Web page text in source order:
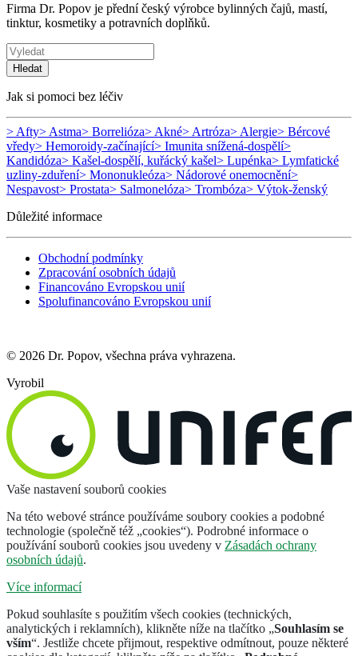
Firma Dr. Popov je přední český výrobce bylinných čajů, mastí,
tinktur, kosmetiky a potravních doplňků.
Hledat
Jak si pomoci bez léčiv
> Afty> Astma> Borrelióza> Akné> Artróza> Alergie> Bércové
vředy> Hemoroidy-začínající> Imunita snížená-dospělí>
Kandidóza> Kašel-dospělí, kuřácký kašel> Lupénka> Lymfatické
uzliny-zduření> Mononukleóza> Nádorové onemocnění>
Nespavost> Prostata> Salmonelóza> Trombóza> Výtok-ženský
Důležité informace
Obchodní podmínky
Zpracování osobních údajů
Financováno Evropskou unií
Spolufinancováno Evropskou unií
© 2026 Dr. Popov, všechna práva vyhrazena.
Vyrobil
Vaše nastavení souborů cookies
Na této webové stránce používáme soubory cookies a podobné
technologie (společně též „cookies“). Podrobné informace o
používání souborů cookies jsou uvedeny v Zásadách ochrany
osobních údajů.
Více informací
Pokud souhlasíte s použitím všech cookies (technických,
analytických i reklamních), klikněte níže na tlačítko „Souhlasím se
vším“. Jestliže chcete přijmout, respektive odmítnout, pouze některé